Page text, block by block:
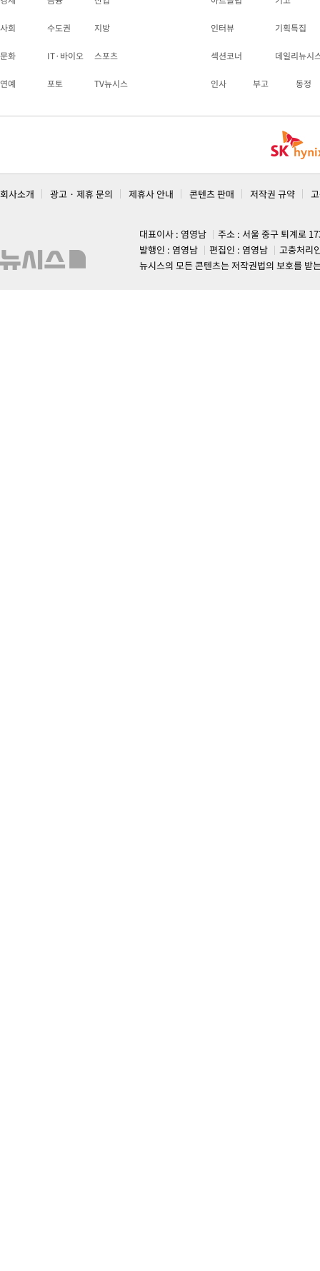
사회 수도권 지방
문화 IT·바이오 스포츠
연예 포토 TV뉴시스
인터뷰 기획특집
섹션코너 데일리뉴시
인사 부고 동정
회사소개 광고 · 제휴 문의 제휴사 안내 콘텐츠 판매 저작권 규약
대표이사 : 염영남
주소 : 서울 중구 퇴계로
발행인 : 염영남
편집인 : 염영남
고충처리
뉴시스의 모든 콘텐츠는 저작권법의 보호를